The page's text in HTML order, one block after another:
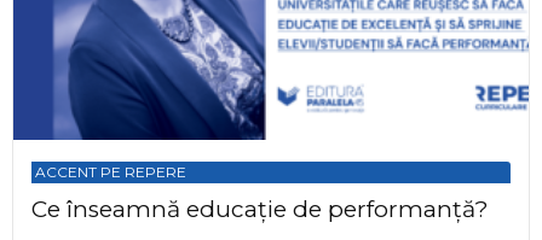
ACCENT PE REPERE
Ce înseamnă educație de performanță?